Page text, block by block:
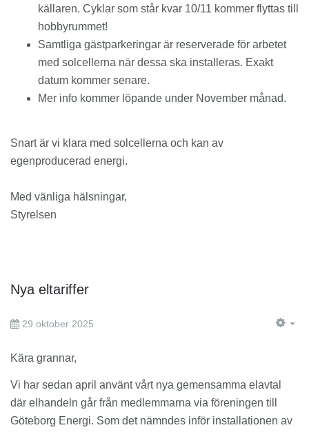
källaren. Cyklar som står kvar 10/11 kommer flyttas till
hobbyrummet!
Samtliga gästparkeringar är reserverade för arbetet
med solcellerna när dessa ska installeras. Exakt
datum kommer senare.
Mer info kommer löpande under November månad.
Snart är vi klara med solcellerna och kan av
egenproducerad energi.
Med vänliga hälsningar,
Styrelsen
Nya eltariffer
29 oktober 2025
Kära grannar,
Vi har sedan april använt vårt nya gemensamma elavtal
där elhandeln går från medlemmarna via föreningen till
Göteborg Energi. Som det nämndes inför installationen av